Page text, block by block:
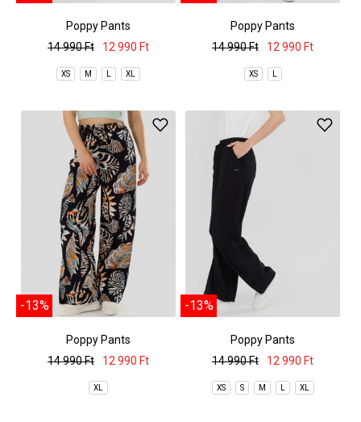
Poppy Pants
14 990 Ft
12 990 Ft
XS M L XL
Poppy Pants
14 990 Ft
12 990 Ft
XS L
-13%
Poppy Pants
14 990 Ft
12 990 Ft
XL
-13%
Poppy Pants
14 990 Ft
12 990 Ft
XS S M L XL